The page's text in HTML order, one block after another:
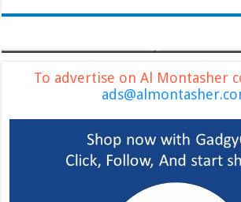
To advertise on Al Montasher